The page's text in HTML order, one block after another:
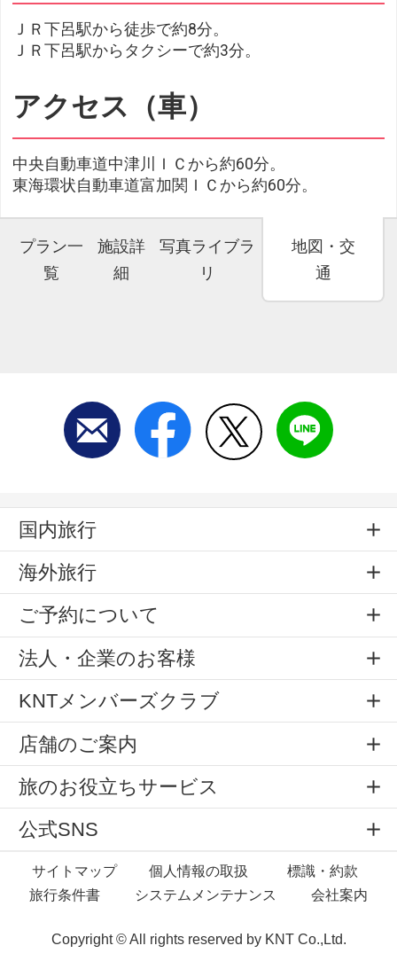
ＪＲ下呂駅から徒歩で約8分。
ＪＲ下呂駅からタクシーで約3分。
アクセス（車）
中央自動車道中津川ＩＣから約60分。
東海環状自動車道富加関ＩＣから約60分。
プラン一
覧
施設詳
細
写真ライブラ
リ
地図・交
通
国内旅行
海外旅行
ご予約について
法人・企業のお客様
KNTメンバーズクラブ
店舗のご案内
旅のお役立ちサービス
公式SNS
サイトマップ 個人情報の取扱
標識・約款
旅行条件書
システムメンテナンス 会社案内
Copyright © All rights reserved by KNT Co.,Ltd.